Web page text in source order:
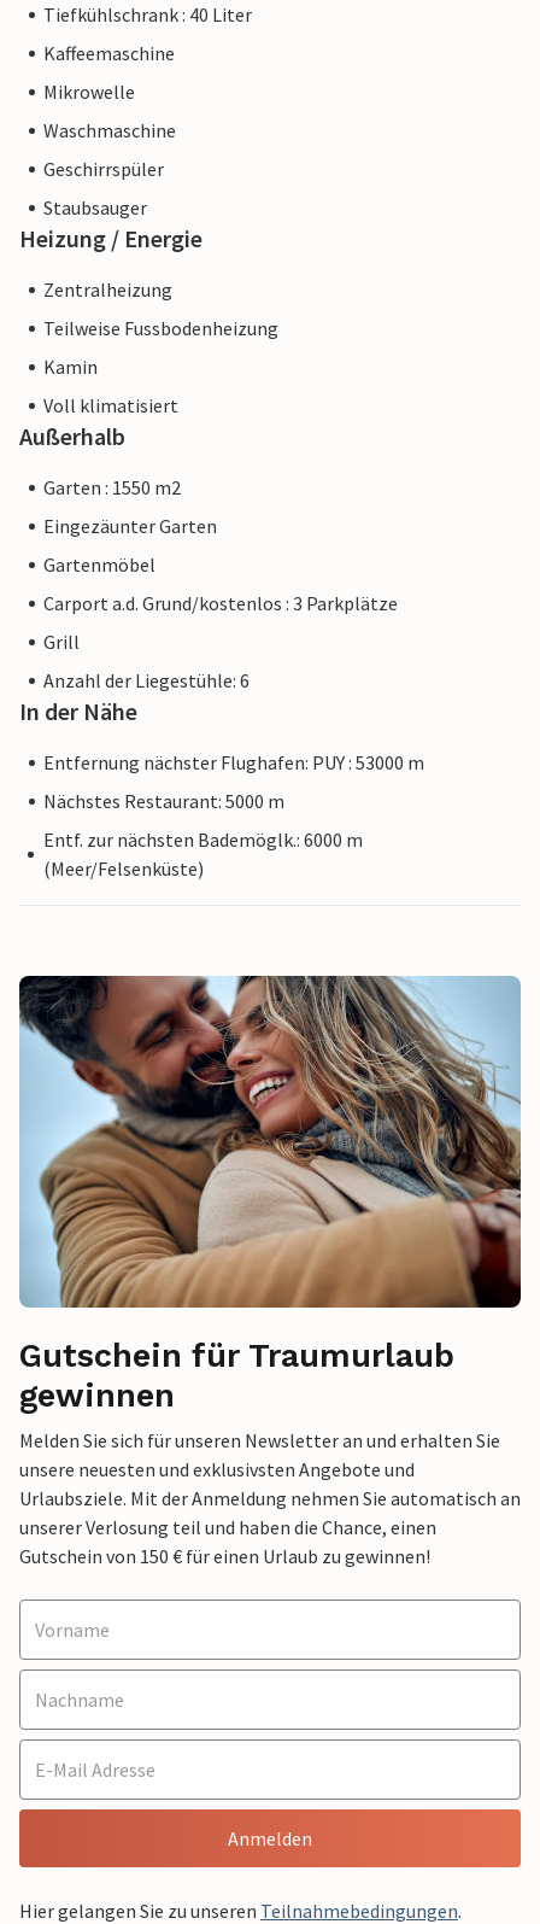
Tiefkühlschrank : 40 Liter
Kaffeemaschine
Mikrowelle
Waschmaschine
Geschirrspüler
Staubsauger
Heizung / Energie
Zentralheizung
Teilweise Fussbodenheizung
Kamin
Voll klimatisiert
Außerhalb
Garten : 1550 m2
Eingezäunter Garten
Gartenmöbel
Carport a.d. Grund/kostenlos : 3 Parkplätze
Grill
Anzahl der Liegestühle: 6
In der Nähe
Entfernung nächster Flughafen: PUY : 53000 m
Nächstes Restaurant: 5000 m
Entf. zur nächsten Bademöglk.: 6000 m
(Meer/Felsenküste)
Gutschein für Traumurlaub
gewinnen
Melden Sie sich für unseren Newsletter an und erhalten Sie
unsere neuesten und exklusivsten Angebote und
Urlaubsziele. Mit der Anmeldung nehmen Sie automatisch an
unserer Verlosung teil und haben die Chance, einen
Gutschein von 150 € für einen Urlaub zu gewinnen!
Anmelden
Hier gelangen Sie zu unseren Teilnahmebedingungen.